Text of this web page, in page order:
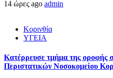
14 ώρες ago admin
Κορινθία
ΥΓΕΙΑ
Kατέρρευσε τμήμα της οροφής
Περιστατικών Νοσοκομείου